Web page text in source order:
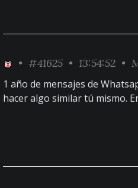
• #41625 • 13:54:52 •
1 año de mensajes de
hacer algo similar tú mismo.